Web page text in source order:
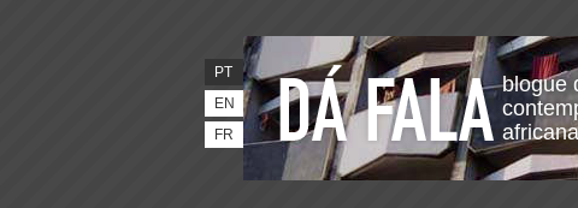
blogue
africana
PT
EN
FR